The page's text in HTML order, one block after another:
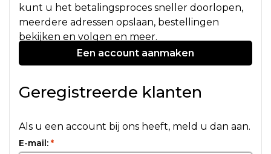
kunt u het betalingsproces sneller doorlopen,
meerdere adressen opslaan, bestellingen
bekijken en volgen en meer.
Een account aanmaken
Geregistreerde klanten
Als u een account bij ons heeft, meld u dan aan.
E-mail: *